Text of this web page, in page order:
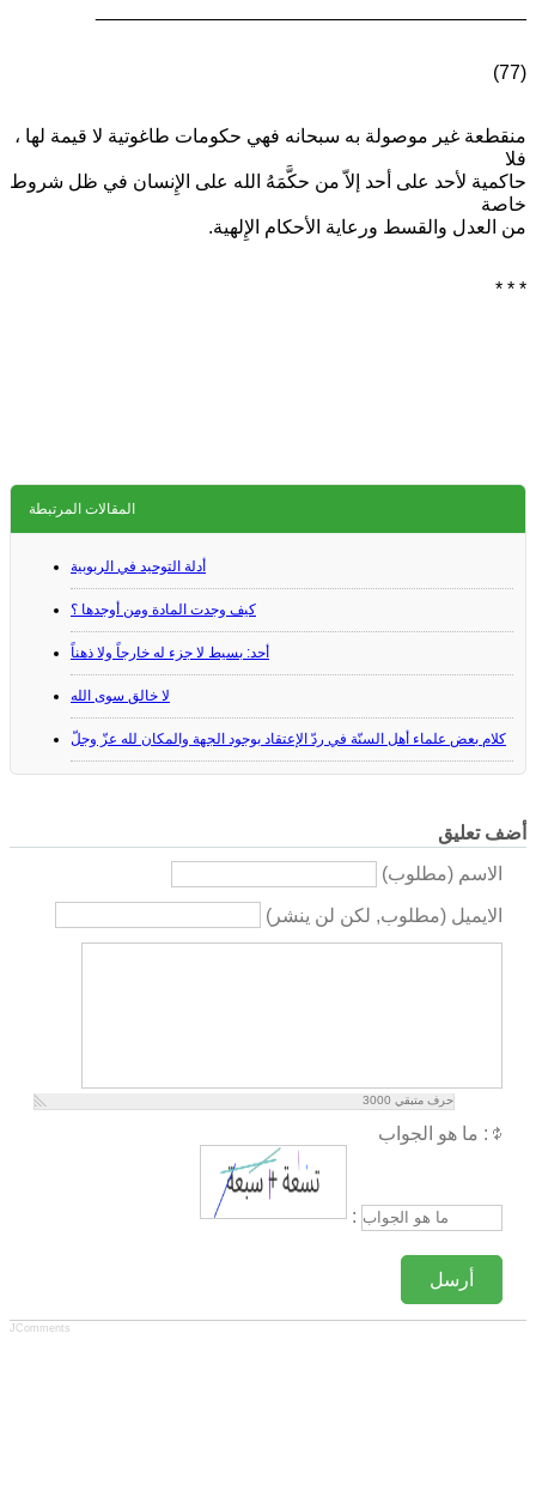
(77)
منقطعة غير موصولة به سبحانه فهي حكومات طاغوتية لا قيمة لها ،
فلا
حاكمية لأحد على أحد إلاّ من حكَّمَهُ الله على الإِنسان في ظل شروط
خاصة
من العدل والقسط ورعاية الأحكام الإِلهية.
* * *
المقالات المرتبطة
أدلة التوحيد في الربوبية
كيف وجدت المادة ومن أوجدها ؟
أحد: بسيط لا جزء له خارجاً ولا ذهناً
لا خالق سوى الله
كلام بعض علماء أهل السنّة في ردّ الإعتقاد بوجود الجهة والمكان لله عزّ وجلّ
أضف تعليق
الاسم (مطلوب)
الايميل (مطلوب, لكن لن ينشر)
3000 حرف متبقي
ما هو الجواب :
:
أرسل
JComments